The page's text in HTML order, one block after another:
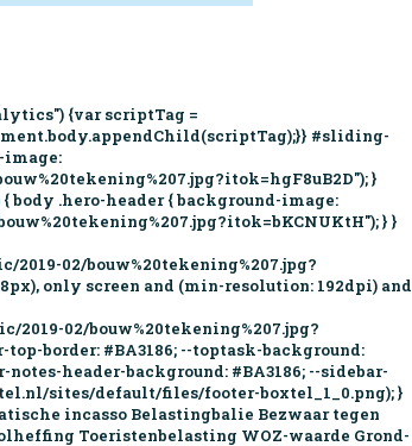
{var scriptTag =
#sliding-
image:
}
.hero-header { background-image:
} }
02/bouw%20tekening%207.jpg?
only screen and (min-resolution: 192dpi) and
02/bouw%20tekening%207.jpg?
top-border: #BA3186; --toptask-background:
header-background: #BA3186; --sidebar-
sites/default/files/footer-boxtel_1_0.png); }
incasso Belastingbalie Bezwaar tegen
Toeristen­belasting WOZ-waarde Grond­